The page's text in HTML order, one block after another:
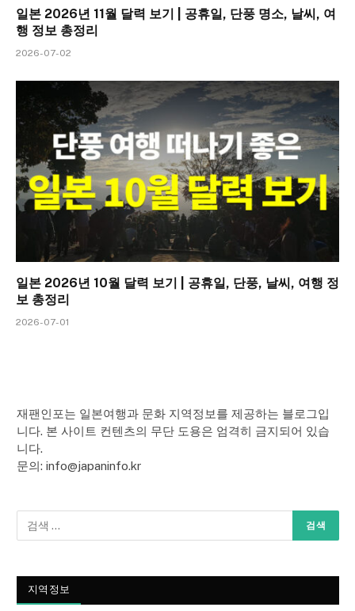
일본 2026년 11월 달력 보기 | 공휴일, 단풍 명소, 날씨, 여
행 정보 총정리
2026-07-02
일본 2026년 10월 달력 보기 | 공휴일, 단풍, 날씨, 여행 정
보 총정리
2026-07-01
재팬인포는 일본여행과 문화 지역정보를 제공하는 블로그입
니다. 본 사이트 컨텐츠의 무단 도용은 엄격히 금지되어 있습
니다.
문의: info@japaninfo.kr
지역정보